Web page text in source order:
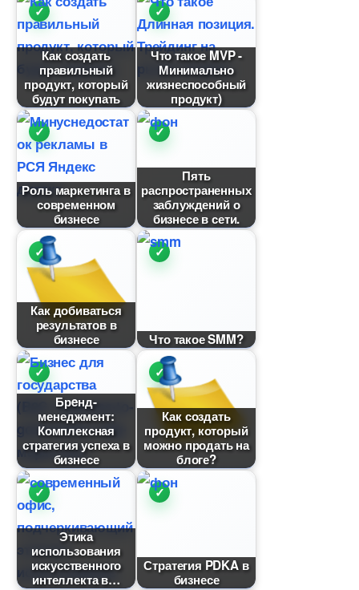
Как создать
правильный
продукт, который
удут покупать
Что такое MVP -
Минимально
жизнеспособный
продукт)
Роль маркетинга
современном
изнесе
Пять
распространенных
заблуждений о
изнесе в сети.
Как добиваться
результато
изнесе
Что такое SMM?
Брeнд-
менеджмент:
Комплексная
стратегия успеха
изнесе
Как создать
продукт, который
можно продать на
логе?
Этика
использования
искусственного
интеллекта
Стратегия PDKA
изнесе